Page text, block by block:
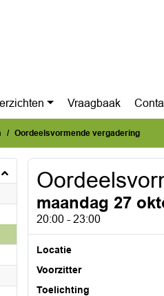
Vraagbaak
Oordeelsvormende vergadering
maandag 27
20:00 - 23:00
Locatie
Voorzitter
Toelichting